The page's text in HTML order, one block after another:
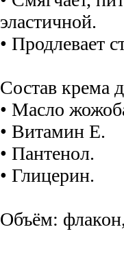
эластичной.
• Продлевает
Состав крема
• Масло
• Витамин Е.
• Пантенол.
• Глицерин.
Объём: